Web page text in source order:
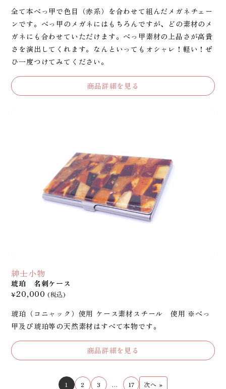
全て本べっ甲で色目（赤系）を合わせて組んだメガネチェー
ンです。べっ甲のメガネにはもちろんですが、どの素材のメ
ガネにも合わせていただけます。べっ甲素材の上品さが高貴
さを演出してくれます。なんといってもオシャレ！軽い！ぜ
ひ一度つけてみてください。
商品詳細を見る
紳士小物
琥珀 名刺ケース
¥20,000 (税込)
琥珀（コニャック）使用 ケース素材スチール 使用 ※べっ
甲及び琥珀等の天然素材はすべて本物です。
商品詳細を見る
1 2 3 … 17 次へ »